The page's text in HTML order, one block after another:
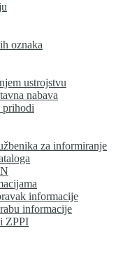
oznaka
ustrojstvu
nabava
prihodi
za informiranje
informacije
informacije
ZPPI